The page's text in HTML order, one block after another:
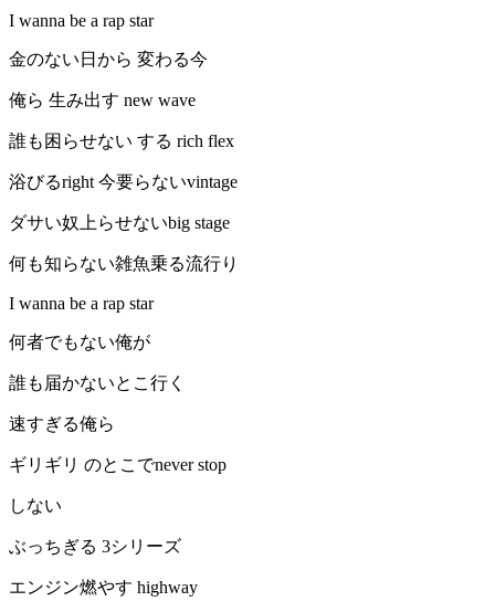
I wanna be a rap star
金のない日から 変わる今
俺ら 生み出す new wave
誰も困らせない する rich flex
浴びるright 今要らないvintage
ダサい奴上らせないbig stage
何も知らない雑魚乗る流行り
I wanna be a rap star
何者でもない俺が
誰も届かないとこ行く
速すぎる俺ら
ギリギリ のとこでnever stop
しない
ぶっちぎる 3シリーズ
エンジン燃やす highway